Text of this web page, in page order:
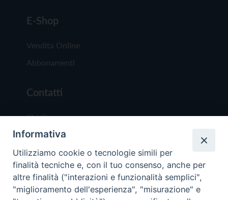
E-Shop
Vendita Online
Abbonamenti
Contatti
Chi Siamo
Redazione
Scrivici
Informativa
Utilizziamo cookie o tecnologie simili per
finalità tecniche e, con il tuo consenso, anche per
altre finalità ("interazioni e funzionalità semplici",
"miglioramento dell'esperienza", "misurazione" e